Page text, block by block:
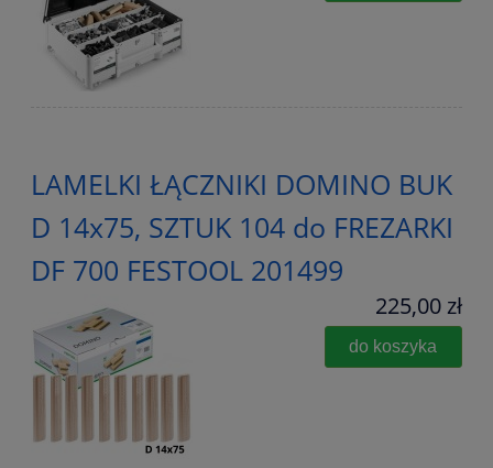
LAMELKI ŁĄCZNIKI DOMINO BUK
D 14x75, SZTUK 104 do FREZARKI
DF 700 FESTOOL 201499
225,00 zł
do koszyka